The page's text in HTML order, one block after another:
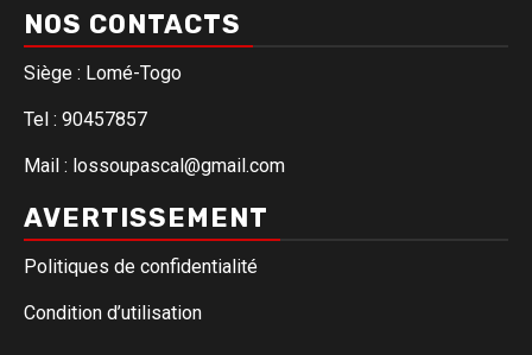
NOS CONTACTS
Siège : Lomé-Togo
Tel : 90457857
Mail : lossoupascal@gmail.com
AVERTISSEMENT
Politiques de confidentialité
Condition d’utilisation